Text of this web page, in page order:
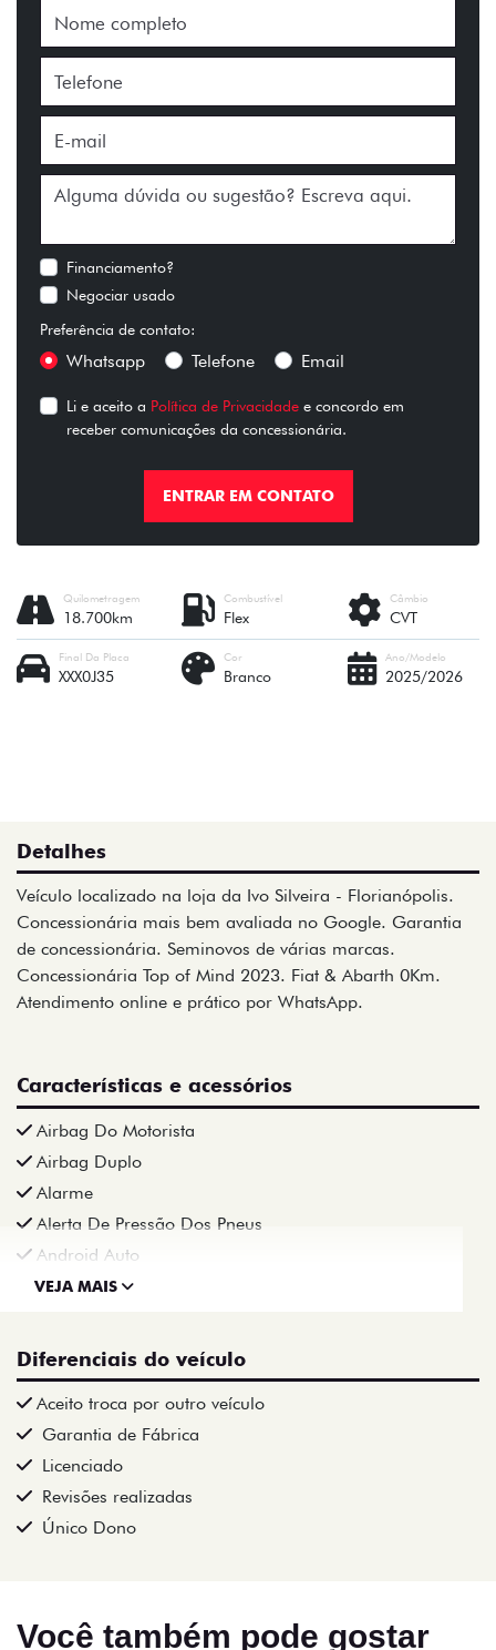
Financiamento?
Negociar usado
Preferência de contato:
Whatsapp Telefone Email
Li e aceito a Política de Privacidade e concordo em
receber comunicações da concessionária.
ENTRAR EM CONTATO
Câmbio
CVT
Combustível
Flex
Quilometragem
18.700km
Ano/Modelo
2025/2026
Cor
Branco
Final Da Placa
XXX0J35
Detalhes
Veículo localizado na loja da Ivo Silveira - Florianópolis.
Concessionária mais bem avaliada no Google. Garantia
de concessionária. Seminovos de várias marcas.
Concessionária Top of Mind 2023. Fiat & Abarth 0Km.
Atendimento online e prático por WhatsApp.
Características e acessórios
Airbag Do Motorista
Airbag Duplo
Alarme
Alerta De Pressão Dos Pneus
Android Auto
VEJA MAIS
Diferenciais do veículo
Aceito troca por outro veículo
Garantia de Fábrica
Licenciado
Revisões realizadas
Único Dono
Você também pode gostar